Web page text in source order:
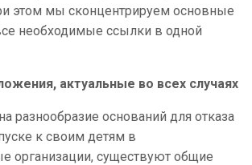
этом мы сконцентрируем основные
необходимые ссылки в одной
актуальные во всех случаях
разнообразие оснований для отказа
к своим детям в
организации, существуют общие